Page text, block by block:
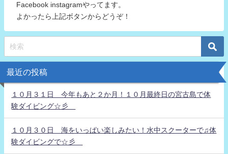
Facebook instagramやってます。
よかったら上記ボタンからどうぞ！
最近の投稿
１０月３１日 今年もあと２か月！１０月最終日の宮古島で体
験ダイビング☆彡
１０月３０日 海をいっぱい楽しみたい！水中スクーターで♫体
験ダイビングで☆彡